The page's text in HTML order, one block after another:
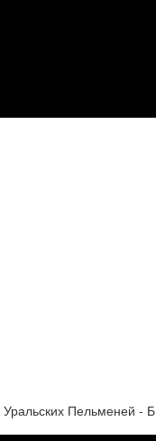
Пельменей - Б